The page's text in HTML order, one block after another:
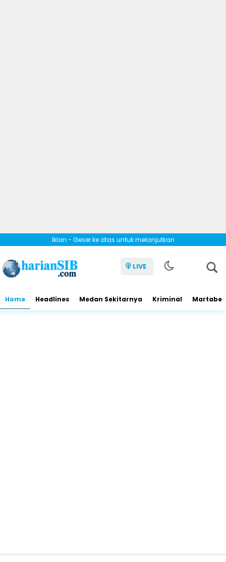
Iklan - Geser ke atas untuk melanjutkan
LIVE
Home Headlines Medan Sekitarnya Kriminal Martabe